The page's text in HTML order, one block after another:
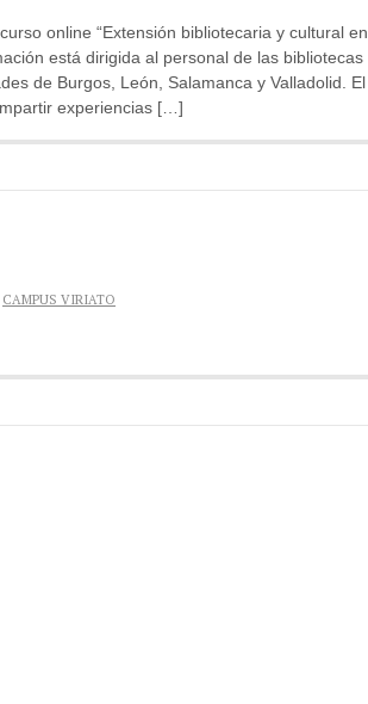
online “Extensión bibliotecaria y cultural en
está dirigida al personal de las bibliotecas
de Burgos, León, Salamanca y Valladolid. El
experiencias […]
CAMPUS VIRIATO